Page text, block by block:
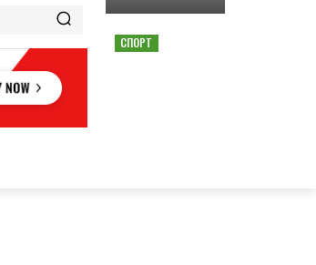
СПОРТ